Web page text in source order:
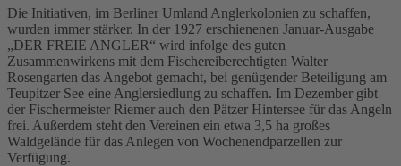
Die Initiativen, im Berliner Umland Anglerkolonien zu schaffen,
wurden immer stärker. In der 1927 erschienenen Januar-Ausgabe
„DER FREIE ANGLER“ wird infolge des guten
Zusammenwirkens mit dem Fischereiberechtigten Walter
Rosengarten das Angebot gemacht, bei genügender Beteiligung am
Teupitzer See eine Anglersiedlung zu schaffen. Im Dezember gibt
der Fischermeister Riemer auch den Pätzer Hintersee für das Angeln
frei. Außerdem steht den Vereinen ein etwa 3,5 ha großes
Waldgelände für das Anlegen von Wochenendparzellen zur
Verfügung.